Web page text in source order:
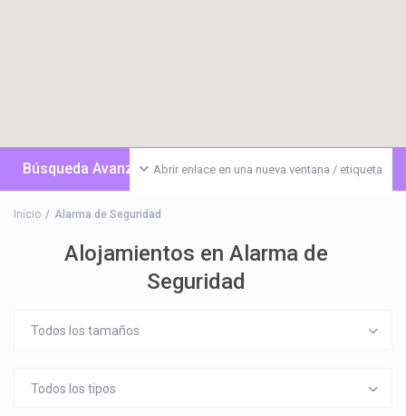
Abrir enlace en una nueva ventana / etiqueta
Búsqueda Avanzada
Inicio Alarma de Seguridad
Alojamientos en Alarma de
Seguridad
Todos los tamaños
Todos los tipos